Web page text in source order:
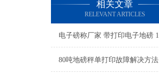
相关文章
RELEVANT ARTICLES
80吨地磅秤单打印故障解决方法